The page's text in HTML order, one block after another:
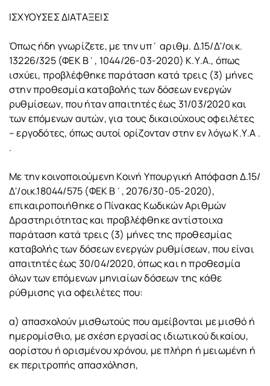
ΙΣΧΥΟΥΣΕΣ ΔΙΑΤΑΞΕΙΣ
Όπως ήδη γνωρίζετε, με την υπ΄ αριθμ. Δ.15/Δ'/οικ.
13226/325 (ΦΕΚ Β΄, 1044/26-03-2020) Κ.Υ.Α., όπως
ισχύει, προβλέφθηκε παράταση κατά τρεις (3) μήνες
στην προθεσμία καταβολής των δόσεων ενεργών
ρυθμίσεων, που ήταν απαιτητές έως 31/03/2020 και
των επόμενων αυτών, για τους δικαιούχους οφειλέτες
– εργοδότες, όπως αυτοί ορίζονταν στην εν λόγω Κ.Υ.Α .
.
Με την κοινοποιούμενη Κοινή Υπουργική Απόφαση Δ.15/
Δ'/οικ.18044/575 (ΦΕΚ Β΄, 2076/30-05-2020),
επικαιροποιήθηκε ο Πίνακας Κωδικών Αριθμών
Δραστηριότητας και προβλέφθηκε αντίστοιχα
παράταση κατά τρεις (3) μήνες της προθεσμίας
καταβολής των δόσεων ενεργών ρυθμίσεων, που είναι
απαιτητές έως 30/04/2020, όπως και η προθεσμία
όλων των επόμενων μηνιαίων δόσεων της κάθε
ρύθμισης για οφειλέτες που:
α) απασχολούν μισθωτούς που αμείβονται με μισθό ή
ημερομίσθιο, με σχέση εργασίας ιδιωτικού δικαίου,
αορίστου ή ορισμένου χρόνου, με πλήρη ή μειωμένη ή
εκ περιτροπής απασχόληση,